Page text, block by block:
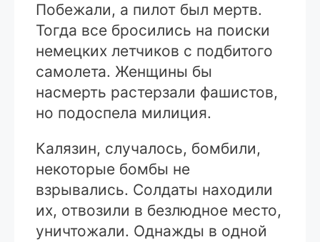
Побежали, а пилот был мертв.
Тогда все бросились на поиски
немецких летчиков с подбитого
самолета. Женщины бы
насмерть растерзали фашистов,
но подоспела милиция.
Калязин, случалось, бомбили,
некоторые бомбы не
взрывались. Солдаты находили
их, отвозили в безлюдное место,
уничтожали. Однажды в одной